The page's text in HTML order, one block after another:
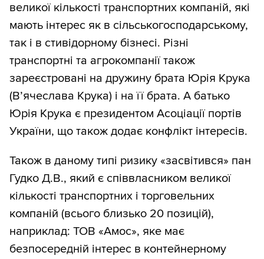
великої кількості транспортних компаній, які
мають інтерес як в сільськогосподарському,
так і в стивідорному бізнесі. Різні
транспортні та агрокомпанії також
зареєстровані на дружину брата Юрія Крука
(В’ячеслава Крука) і на її брата. А батько
Юрія Крука є президентом Асоціації портів
України, що також додає конфлікт інтересів.
Також в даному типі ризику «засвітився» пан
Гудко Д.В., який є співвласником великої
кількості транспортних і торговельних
компаній (всього близько 20 позицій),
наприклад: ТОВ «Амос», яке має
безпосередній інтерес в контейнерному